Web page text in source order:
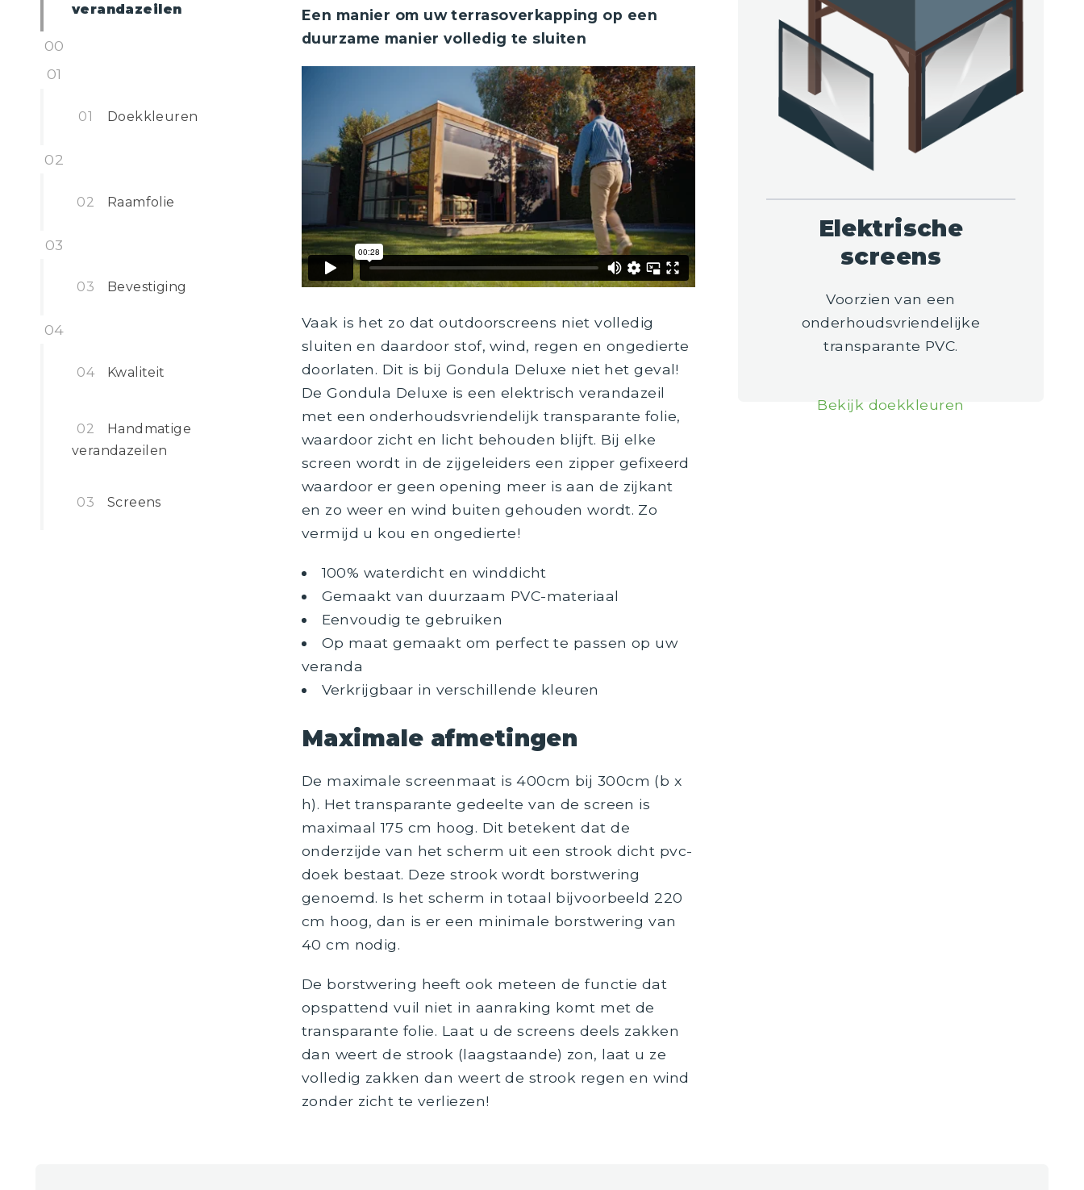
verandazeilen
Doekkleuren
Raamfolie
Bevestiging
Kwaliteit
Handmatige
verandazeilen
Screens
Een manier om uw terrasoverkapping op een
duurzame manier volledig te sluiten
Vaak is het zo dat outdoorscreens niet volledig
sluiten en daardoor stof, wind, regen en ongedierte
doorlaten. Dit is bij Gondula Deluxe niet het geval!
De Gondula Deluxe is een elektrisch verandazeil
met een onderhoudsvriendelijk transparante folie,
waardoor zicht en licht behouden blijft. Bij elke
screen wordt in de zijgeleiders een zipper gefixeerd
waardoor er geen opening meer is aan de zijkant
en zo weer en wind buiten gehouden wordt. Zo
vermijd u kou en ongedierte!
100% waterdicht en winddicht
Gemaakt van duurzaam PVC-materiaal
Eenvoudig te gebruiken
Op maat gemaakt om perfect te passen op uw
veranda
Verkrijgbaar in verschillende kleuren
Maximale afmetingen
De maximale screenmaat is 400cm bij 300cm (b x
h). Het transparante gedeelte van de screen is
maximaal 175 cm hoog. Dit betekent dat de
onderzijde van het scherm uit een strook dicht pvc-
doek bestaat. Deze strook wordt borstwering
genoemd. Is het scherm in totaal bijvoorbeeld 220
cm hoog, dan is er een minimale borstwering van
40 cm nodig.
De borstwering heeft ook meteen de functie dat
opspattend vuil niet in aanraking komt met de
transparante folie. Laat u de screens deels zakken
dan weert de strook (laagstaande) zon, laat u ze
volledig zakken dan weert de strook regen en wind
zonder zicht te verliezen!
Elektrische
screens
Voorzien van een
onderhoudsvriendelijke
transparante PVC.
Bekijk doekkleuren